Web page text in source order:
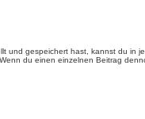
und gespeichert hast, kannst du in
du einen einzelnen Beitrag